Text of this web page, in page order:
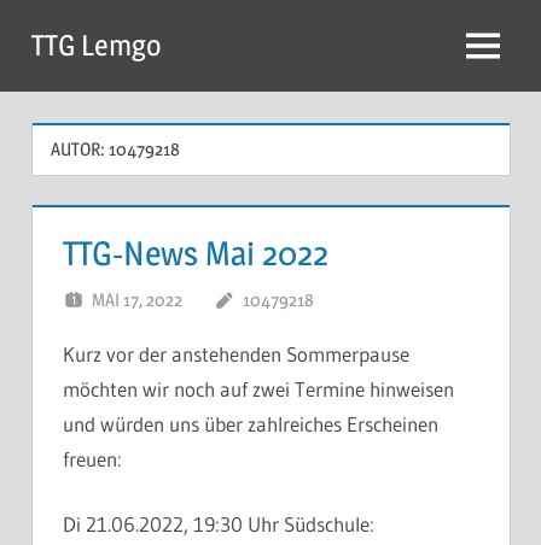
Inhalt
springen
TTG Lemgo Menu
AUTOR: 10479218
TTG-News Mai 2022
MAI 17, 2022 10479218
Kurz vor der anstehenden Sommerpause
möchten wir noch auf zwei Termine hinweisen
und würden uns über zahlreiches Erscheinen
freuen:
Di 21.06.2022, 19:30 Uhr Südschule: